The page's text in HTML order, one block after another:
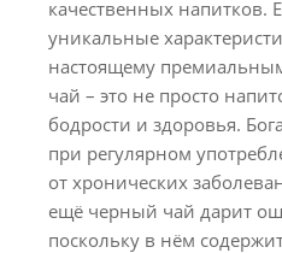
качественных напитков.
уникальные
настоящему
чай – это не просто
бодрости и здоровья.
при регулярном
от хронических
ещё черный чай дарит
поскольку в нём